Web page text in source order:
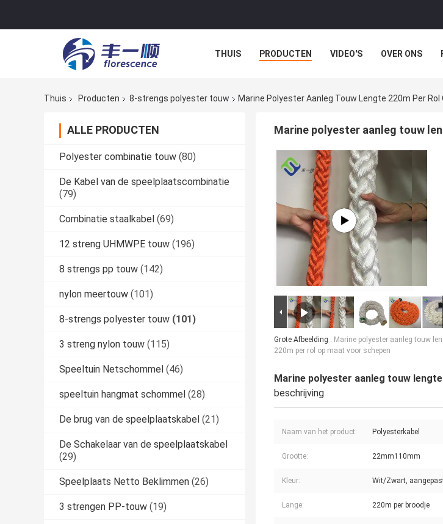
THUIS PRODUCTEN VIDEO'S OVER ONS
Thuis
Producten 8-strengs polyester touw Marine Polyester Aanleg Touw Lengte 220m Per
ALLE PRODUCTEN
Polyester combinatie touw (80)
De Kabel van de speelplaatscombinatie
(79)
Combinatie staalkabel (69)
12 streng UHMWPE touw (196)
8 strengs pp touw (142)
nylon meertouw (101)
8-strengs polyester touw (101)
3 streng nylon touw (115)
Speeltuin Netschommel (46)
speeltuin hangmat schommel (28)
De brug van de speelplaatskabel (21)
De Schakelaar van de speelplaatskabel
(29)
Speelplaats Netto Beklimmen (26)
3 strengen PP-touw (19)
Marine polyester aanleg touw
Grote Afbeelding : Marine polyester aanleg touw
220m per rol op maat voor schepen
Marine polyester aanleg touw
beschrijving
Naam van het product: Polyesterkabel
Grootte: 22mm110mm
Kleur: Wit/Zwart,
Lange: 220m per broodje